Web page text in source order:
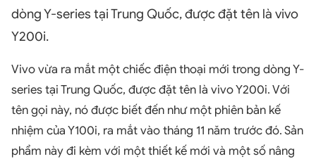
dòng Y-series tại Trung Quốc, được đặt tên là vivo
Y200i.
Vivo vừa ra mắt một chiếc điện thoại mới trong dòng Y-
series tại Trung Quốc, được đặt tên là vivo Y200i. Với
tên gọi này, nó được biết đến như một phiên bản kế
nhiệm của Y100i, ra mắt vào tháng 11 năm trước đó. Sản
phẩm này đi kèm với một thiết kế mới và một số nâng